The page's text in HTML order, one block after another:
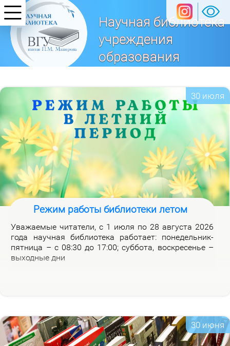
Научная библиотека
учреждения
образования
государственный университет
имени П. М. Машерова»
30 июля
Режим работы библиотеки летом
Ува­жа­е­мые чи­та­те­ли, с 1 июля по 28 ав­гу­ста 2026
го­да на­уч­ная биб­лио­те­ка ра­бо­та­ет: по­не­дель­ник-
пят­ни­ца – с 08:30 до 17:00; суб­бо­та, вос­кре­се­нье –
вы­ход­ные дни
30 июня